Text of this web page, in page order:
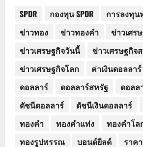
SPDR กองทุน SPDR
การลงทุน
ข่าวทอง
ข่าวทองคำ
ข่าวเศร
ข่าวเศรษฐกิจวันนี้
ข่าวเศรษฐกิจ
ข่าวเศรษฐกิจโลก
ค่าเงินดอลลาร์
ดอลลาร์
ดอลลาร์สหรัฐ
ดอลล
ดัชนีดอลลาร์
ดัชนีเงินดอลลาร์
ทองคำ
ทองคำแท่ง
ทองคำโล
ทองรูปพรรณ
บอนด์ยีลด์
ราค